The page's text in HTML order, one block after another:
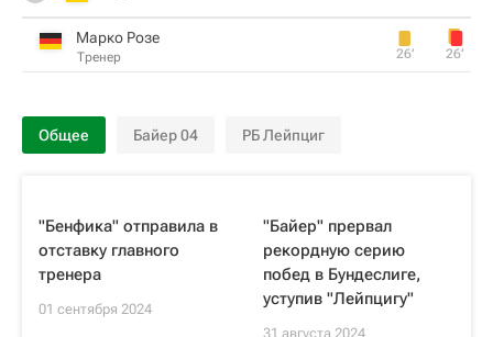
Марко Розе
Тренер 26‎’‎ 26‎’‎
Общее Байер 04 РБ Лейпциг
"Бенфика" отправила в
отставку главного
тренера
01 сентября 2024
"Байер" прервал
рекордную серию
побед в Бундеслиге,
уступив "Лейпцигу"
31 августа 2024